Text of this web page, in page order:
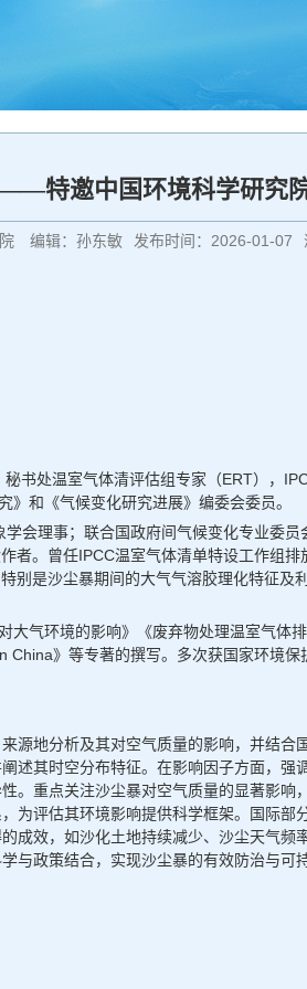
特邀中国环境科学研究
编辑：孙东敏 发布时间：2026-01-07
书处温室气体清评估组专家（ERT），
和《气候变化研究进展》编委会委员。
会理事；联合国政府间气候变化专业委
。曾任IPCC温室气体清单特设工作组
是沙尘暴期间的大气气溶胶理化特征及
气环境的影响》《废弃物处理温室气体
》等专著的撰写。多次获国家环境
地分析及其对空气质量的影响，并结合
述其时空分布特征。在影响因子方面，
。重点关注沙尘暴对空气质量的显著影
评估其环境影响提供科学框架。国际
效，如沙化土地持续减少、沙尘天气频
政策结合，实现沙尘暴的有效防治与可